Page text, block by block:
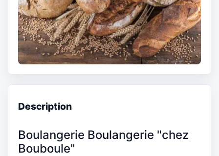
Description
Boulangerie Boulangerie "chez
Bouboule"